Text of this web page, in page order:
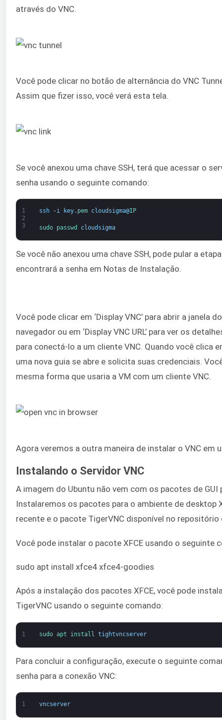
através do VNC.
Você pode clicar no botão de alternância do VNC
Assim que fizer isso, você verá esta tela.
Se você anexou uma chave SSH, terá que acessar o
senha usando o seguinte comando:
1
2
3
ssh -i key. pem cloudsigma@IP
sudo passwd cloudsigma
Se você não anexou uma chave SSH, pode pular a
encontrará a senha em Notas de Instalação.
Você pode clicar em ‘Display VNC’ para abrir a janela
navegador ou em ‘Display VNC URL’ para ver os
para conectá-lo a um cliente VNC. Quando você clica
uma nova guia se abre e solicita suas credenciais.
mesma forma que usaria a VM com um cliente VNC.
Agora veremos a outra maneira de instalar o VNC em
Instalando o Servidor VNC
A imagem do Ubuntu não vem com os pacotes de GUI
Instalaremos os pacotes para o ambiente de desktop
recente e o pacote TigerVNC disponível no repositório
Você pode instalar o pacote XFCE usando o seguinte
sudo apt install xfce4 xfce4-goodies
Após a instalação dos pacotes XFCE, você pode
TigerVNC usando o seguinte comando:
1 sudo apt install tightvncserver
Para concluir a configuração, execute o seguinte
senha para a conexão VNC:
1 vncserver